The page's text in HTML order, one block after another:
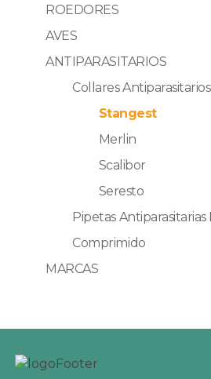
ROEDORES
AVES
ANTIPARASITARIOS
Collares
Stangest
Merlin
Scalibor
Seresto
Pipetas
Comprimido
MARCAS